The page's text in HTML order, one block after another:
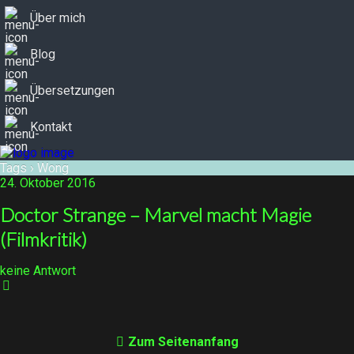
Über mich
Blog
Übersetzungen
Kontakt
Tags › Wong
24. Oktober 2016
Doctor Strange – Marvel macht Magie
(Filmkritik)
keine Antwort
Zum Seitenanfang